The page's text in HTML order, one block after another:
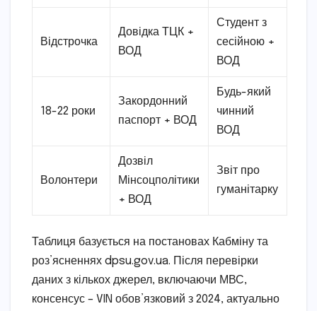
Відстрочка
Довідка ТЦК +
ВОД
Студент з
сесійною +
ВОД
18-22 роки
Закордонний
паспорт + ВОД
Будь-який
чинний
ВОД
Волонтери
Дозвіл
Мінсоцполітики
+ ВОД
Звіт про
гуманітарку
Таблиця базується на постановах Кабміну та
роз’ясненнях dpsu.gov.ua. Після перевірки
даних з кількох джерел, включаючи МВС,
консенсус – VIN обов’язковий з 2024, актуально